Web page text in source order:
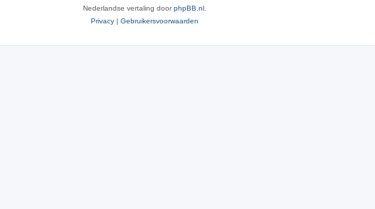
Nederlandse vertaling doorphpBB.nl
Privacy | Gebruikersvoorwaarden